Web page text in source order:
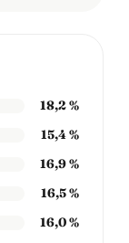
18,2 %
15,4 %
16,9 %
16,5 %
16,0 %